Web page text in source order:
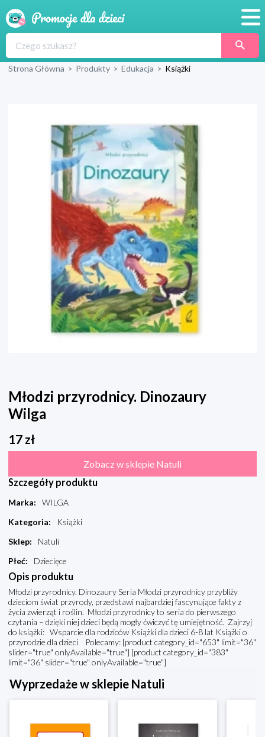
Produkty
Wyprawka
Strona Główna > Produkty > Edukacja > Książki
Młodzi przyrodnicy. Dinozaury
Wilga
17 zł
Zobacz w sklepie Natuli
Szczegóły produktu
Marka:
WILGA
Kategoria:
Książki
Sklep:
Natuli
Płeć: Dziecięce
Opis produktu
Młodzi przyrodnicy. Dinozaury Seria Młodzi przyrodnicy przybliży
dzieciom świat przyrody, przedstawi najbardziej fascynujące fakty z
życia zwierząt i roślin. Młodzi przyrodnicy to seria do pierwszego
czytania – dzięki niej dzieci będą mogły ćwiczyć tę umiejętność. Zajrzyj
do książki: Wsparcie dla rodziców Książki dla dzieci 6-8 lat Książki o
przyrodzie dla dzieci Polecamy: [product category_id="653" limit="36"
slider="true" onlyAvailable="true"] [product category_id="383"
limit="36" slider="true" onlyAvailable="true"]
Wyprzedaże w sklepie Natuli